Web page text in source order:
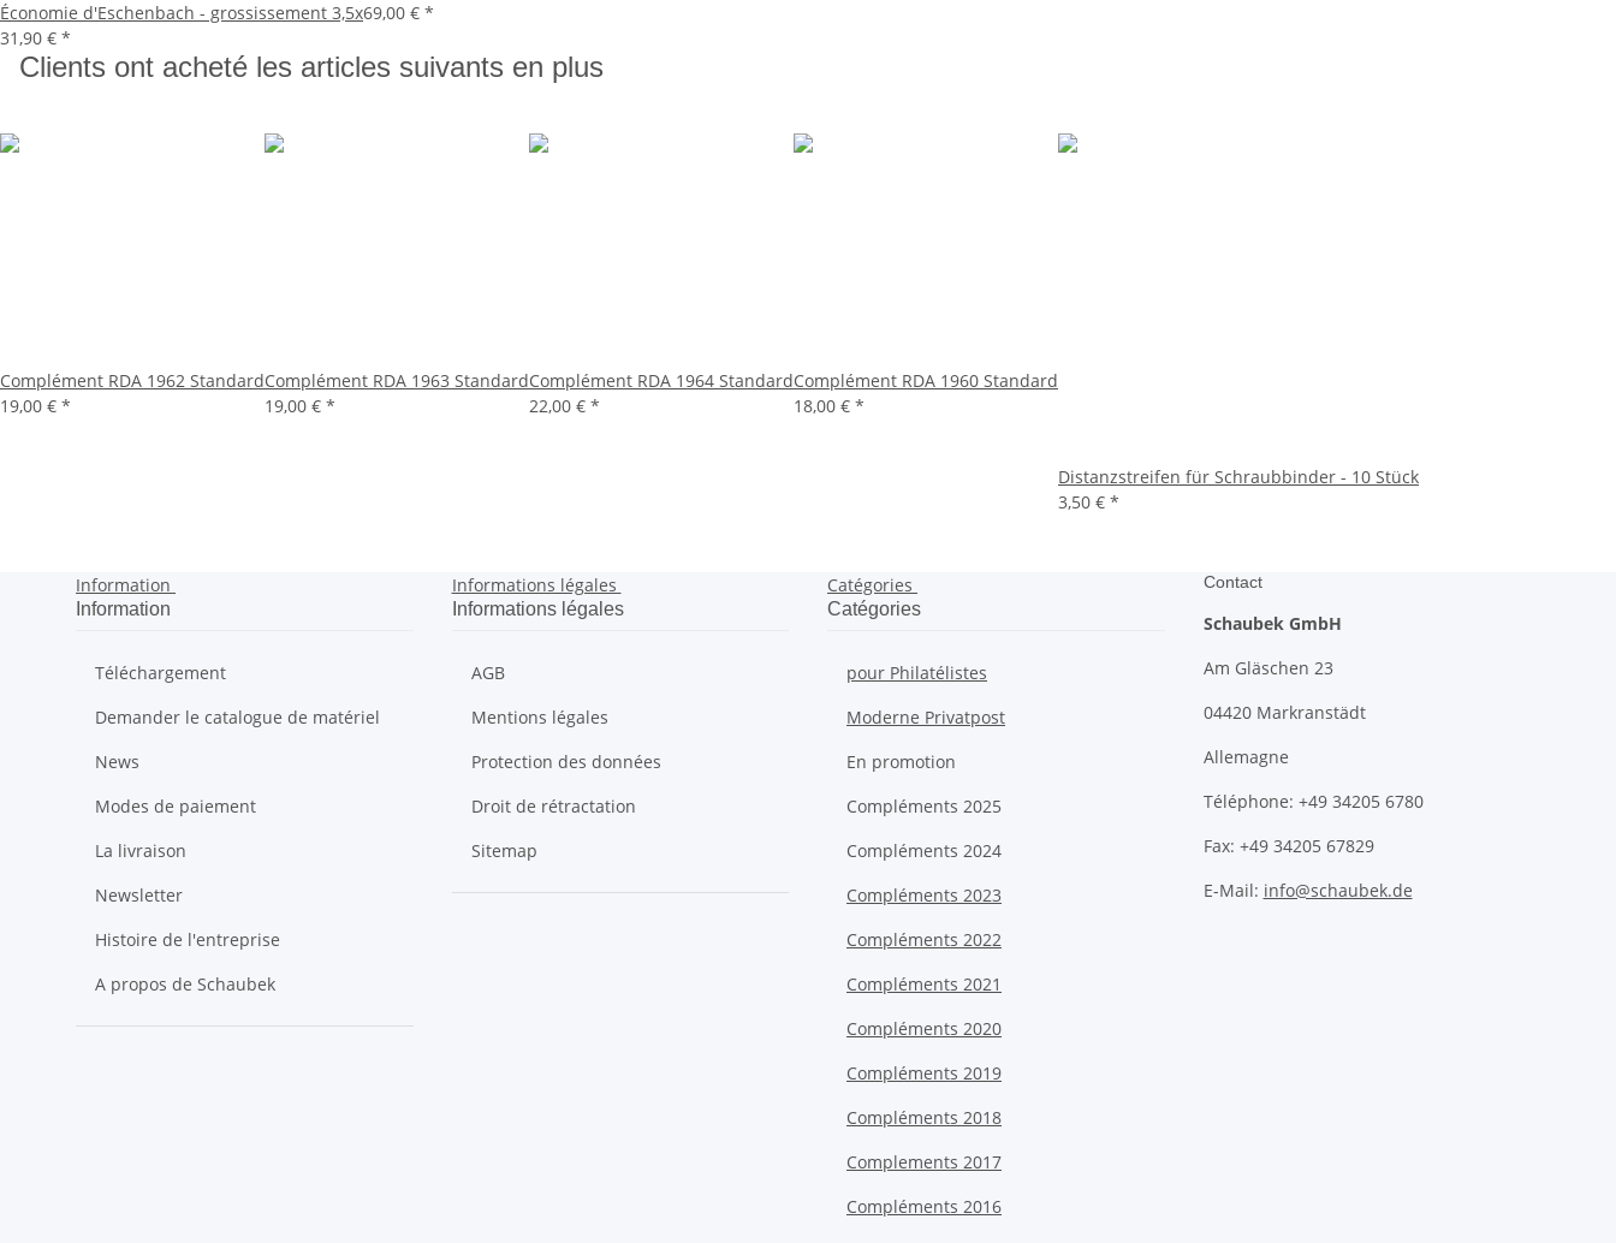
Économie d'Eschenbach - grossissement 3,5x
31,90 € *
69,00 € *
Clients ont acheté les articles suivants en plus
Complément RDA 1962 Standard
19,00 € *
Complément RDA 1963 Standard
19,00 € *
Complément RDA 1964 Standard
22,00 € *
Complément RDA 1960 Standard
18,00 € *
Distanzstreifen für Schraubbinder - 10 Stück
3,50 € *
Information
Information
Téléchargement
Demander le catalogue de matériel
News
Modes de paiement
La livraison
Newsletter
Histoire de l'entreprise
A propos de Schaubek
Informations légales
Informations légales
AGB
Mentions légales
Protection des données
Droit de rétractation
Sitemap
Catégories
Catégories
pour Philatélistes
Moderne Privatpost
En promotion
Compléments 2025
Compléments 2024
Compléments 2023
Compléments 2022
Compléments 2021
Compléments 2020
Compléments 2019
Compléments 2018
Complements 2017
Compléments 2016
Contact
Schaubek GmbH
Am Gläschen 23
04420 Markranstädt
Allemagne
Téléphone: +49 34205 6780
Fax: +49 34205 67829
E-Mail: info@schaubek.de